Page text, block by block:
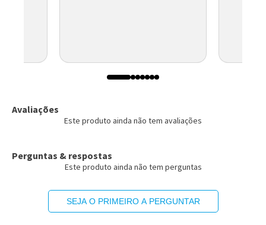
Avaliações
Este produto ainda não tem avaliações
Perguntas & respostas
Este produto ainda não tem perguntas
SEJA O PRIMEIRO A PERGUNTAR